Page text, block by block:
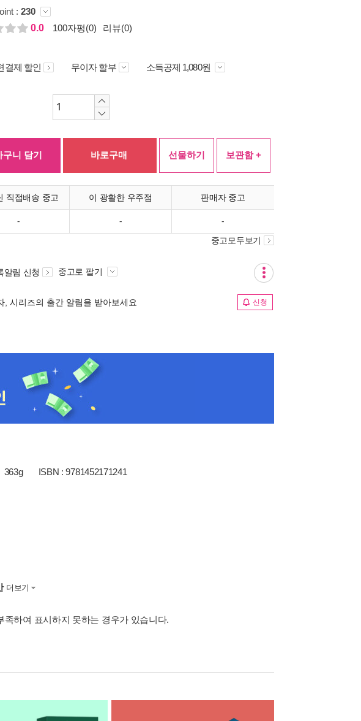
: 230
0.0
100자평(0) 리뷰(0)
결제 할인 무이자 할부 소득공제 1,080원
구니 담기 바로구매 선물하기 보관함 +
직접배송 중고 이 광활한 우주점 판매자 중고
- - -
중고모두보기
알림 신청 중고로 팔기
, 시리즈의 출간 알림을 받아보세요 신청
363g ISBN : 9781452171241
더보기
하여 표시하지 못하는 경우가 있습니다.